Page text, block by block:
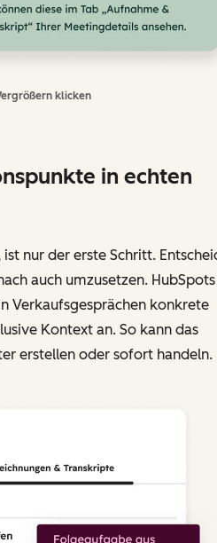
klicken
in echten
nur der erste Schritt.
auch umzusetzen. HubSpots
Verkaufsgesprächen konkrete
Kontext an. So kann das
erstellen oder sofort handeln.